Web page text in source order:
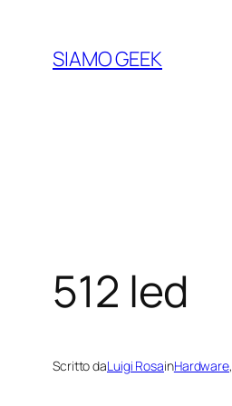
contenuto
SIAMO GEEK
512 led
Scritto daLuigi RosainHardware,